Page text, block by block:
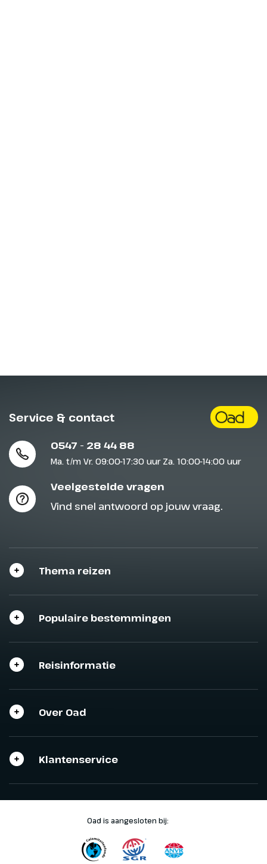
Service & contact
0547 - 28 44 88
Ma. t/m Vr. 09:00-17:30 uur Za. 10:00-14:00 uur
Veelgestelde vragen
Vind snel antwoord op jouw vraag.
Thema reizen
Populaire bestemmingen
Reisinformatie
Over Oad
Klantenservice
Oad is aangesloten bij: